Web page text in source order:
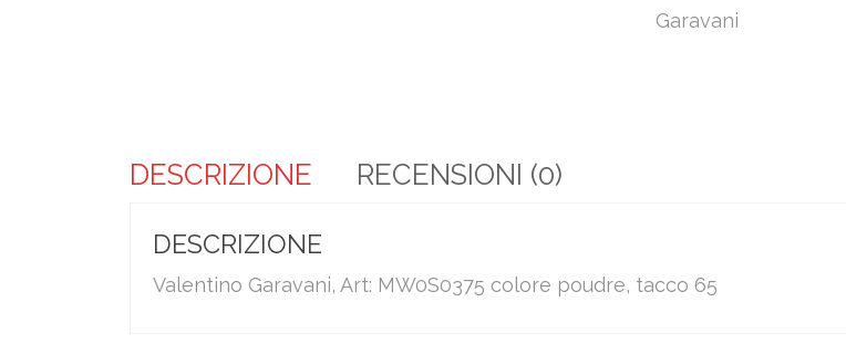
Garavani
DESCRIZIONE RECENSIONI (0)
DESCRIZIONE
Valentino Garavani, Art: MW0S0375 colore poudre, tacco 65